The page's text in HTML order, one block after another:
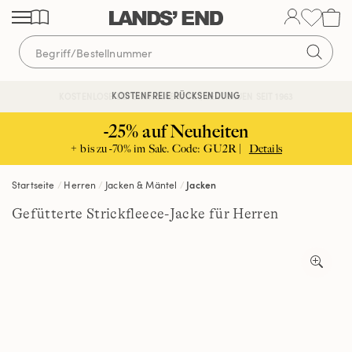
Direkt
zum
Inhalt
Direkt
zur
Navigation
Direkt
zur
Suche
KOSTENLOSE LIEFERUNG AB 120€ | VERTRAUEN SEIT 1963
KOSTENFREIE RÜCKSENDUNG
-25% auf Neuheiten
+ bis zu -70% im Sale. Code: GU2R | Details
Startseite Herren Jacken & Mäntel Jacken
Gefütterte Strickfleece-Jacke für Herren